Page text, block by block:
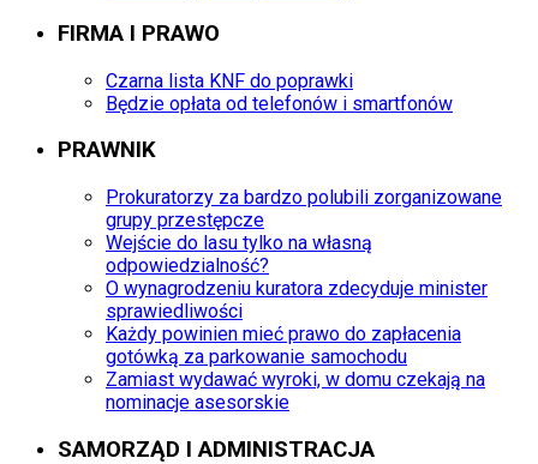
FIRMA I PRAWO
Czarna lista KNF do poprawki
Będzie opłata od telefonów i smartfonów
PRAWNIK
Prokuratorzy za bardzo polubili zorganizowane
grupy przestępcze
Wejście do lasu tylko na własną
odpowiedzialność?
O wynagrodzeniu kuratora zdecyduje minister
sprawiedliwości
Każdy powinien mieć prawo do zapłacenia
gotówką za parkowanie samochodu
Zamiast wydawać wyroki, w domu czekają na
nominacje asesorskie
SAMORZĄD I ADMINISTRACJA